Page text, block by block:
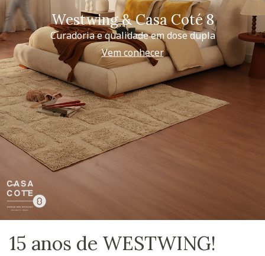
Westwing & Casa Coté 8
Curadoria e qualidade em dose dupla
Vem conhecer
15 anos de WESTWING!